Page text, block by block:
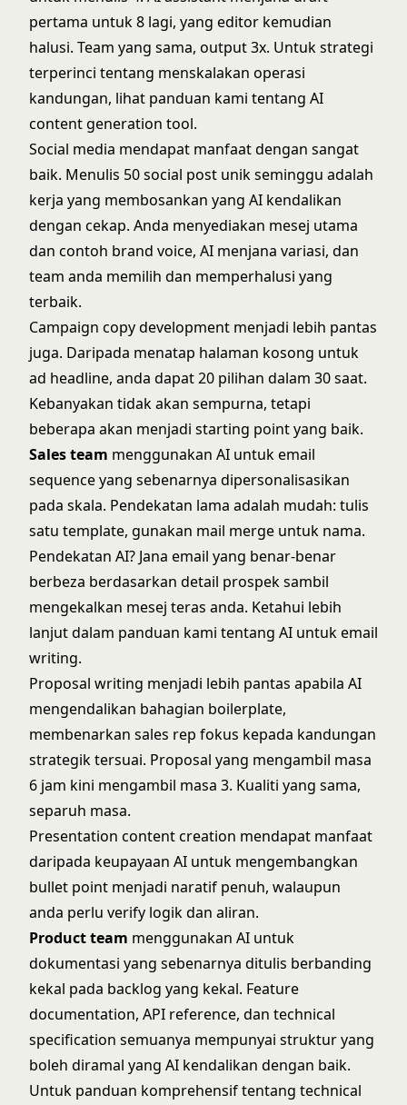
pertama untuk 8 lagi, yang editor kemudian
halusi. Team yang sama, output 3x. Untuk strategi
terperinci tentang menskalakan operasi
kandungan, lihat panduan kami tentang AI
content generation tool.
Social media mendapat manfaat dengan sangat
baik. Menulis 50 social post unik seminggu adalah
kerja yang membosankan yang AI kendalikan
dengan cekap. Anda menyediakan mesej utama
dan contoh brand voice, AI menjana variasi, dan
team anda memilih dan memperhalusi yang
terbaik.
Campaign copy development menjadi lebih pantas
juga. Daripada menatap halaman kosong untuk
ad headline, anda dapat 20 pilihan dalam 30 saat.
Kebanyakan tidak akan sempurna, tetapi
beberapa akan menjadi starting point yang baik.
Sales team menggunakan AI untuk email
sequence yang sebenarnya dipersonalisasikan
pada skala. Pendekatan lama adalah mudah: tulis
satu template, gunakan mail merge untuk nama.
Pendekatan AI? Jana email yang benar-benar
berbeza berdasarkan detail prospek sambil
mengekalkan mesej teras anda. Ketahui lebih
lanjut dalam panduan kami tentang AI untuk email
writing.
Proposal writing menjadi lebih pantas apabila AI
mengendalikan bahagian boilerplate,
membenarkan sales rep fokus kepada kandungan
strategik tersuai. Proposal yang mengambil masa
6 jam kini mengambil masa 3. Kualiti yang sama,
separuh masa.
Presentation content creation mendapat manfaat
daripada keupayaan AI untuk mengembangkan
bullet point menjadi naratif penuh, walaupun
anda perlu verify logik dan aliran.
Product team menggunakan AI untuk
dokumentasi yang sebenarnya ditulis berbanding
kekal pada backlog yang kekal. Feature
documentation, API reference, dan technical
specification semuanya mempunyai struktur yang
boleh diramal yang AI kendalikan dengan baik.
Untuk panduan komprehensif tentang technical